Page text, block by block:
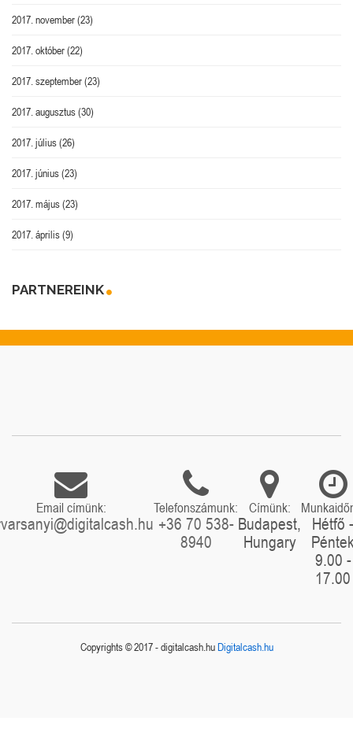
2017. november(23)
2017. október(22)
2017. szeptember(23)
2017. augusztus(30)
2017. július(26)
2017. június(23)
2017. május(23)
2017. április(9)
PARTNEREINK
Email címünk: Telefonszámunk:
+36 70 538-
8940
Címünk:
Budapest,
Hungary
Hétfő -
9.00 -
17.00
Copyrights © 2017 - digitalcash.huDigitalcash.hu